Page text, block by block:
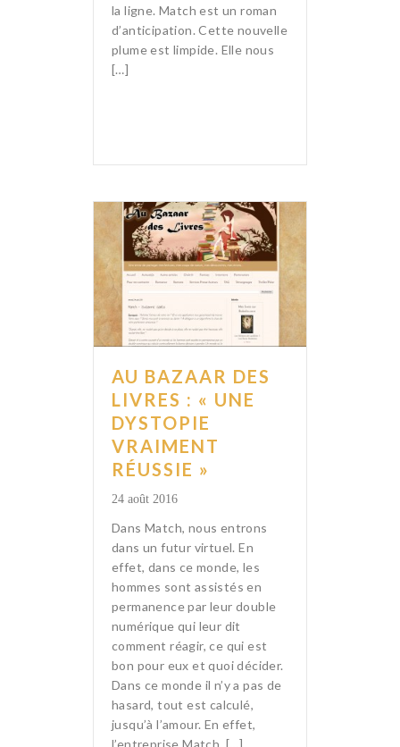
la ligne. Match est un roman
d’anticipation. Cette nouvelle
plume est limpide. Elle nous
[…]
AU BAZAAR DES
LIVRES : « UNE
DYSTOPIE
VRAIMENT
RÉUSSIE »
24 août 2016
Dans Match, nous entrons
dans un futur virtuel. En
effet, dans ce monde, les
hommes sont assistés en
permanence par leur double
numérique qui leur dit
comment réagir, ce qui est
bon pour eux et quoi décider.
Dans ce monde il n’y a pas de
hasard, tout est calculé,
jusqu’à l’amour. En effet,